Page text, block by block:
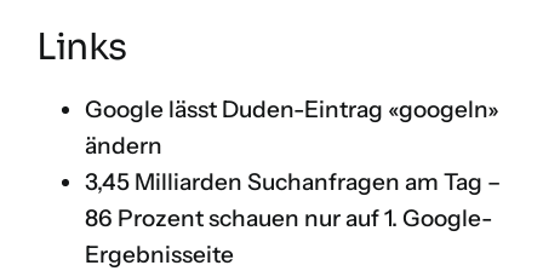
Links
Google lässt Duden-Eintrag «googeln»
ändern
3,45 Milliarden Suchanfragen am Tag –
86 Prozent schauen nur auf 1. Google-
Ergebnisseite